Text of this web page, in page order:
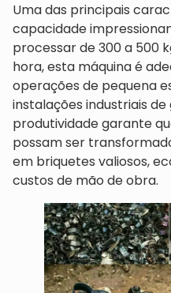
Uma das principais
capacidade
processar de 300 a 500
hora, esta máquina é
operações de pequena
instalações industriais
produtividade garante
possam ser
em briquetes valiosos,
custos de mão de obra.